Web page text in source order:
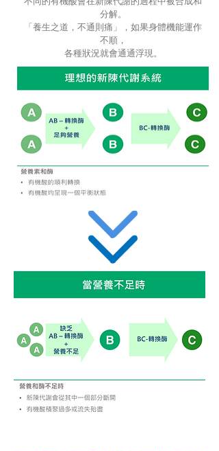
分解。
「養生之道，不通則痛」，如果身體機能運作
不順，
各種狀況就會通通浮現。